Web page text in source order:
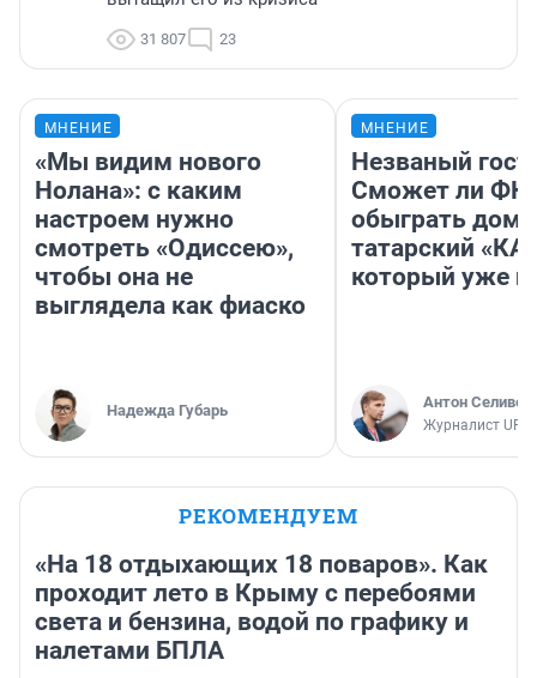
31 807 23
МНЕНИЕ
«Мы видим нового
Нолана»: с каким
настроем нужно
смотреть «Одиссею»,
чтобы она не
выглядела как фиаско
Надежда Губарь
МНЕНИЕ
Незваный
Сможет ли ФК
обыграть дома
татарский
который уже
Антон
Журналист
РЕКОМЕНДУЕМ
«На 18 отдыхающих 18 поваров». Как
проходит лето в Крыму с перебоями
света и бензина, водой по графику и
налетами БПЛА